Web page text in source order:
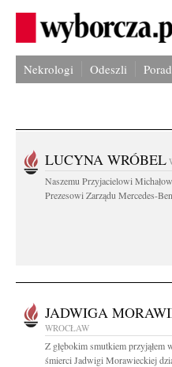
Nekrologi Odeszli
LUCYNA WRÓBEL
Naszemu Przyjacielowi
Prezesowi Zarządu Mercedes-
JADWIGA
WROCŁAW
Z głębokim smutkiem przyjąłem
śmierci Jadwigi Morawieckiej